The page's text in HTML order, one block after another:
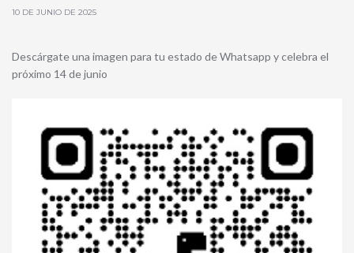
10 DE JUNIO DE 2025
Descárgate una imagen para tu estado de Whatsapp y celebra el
próximo 14 de junio